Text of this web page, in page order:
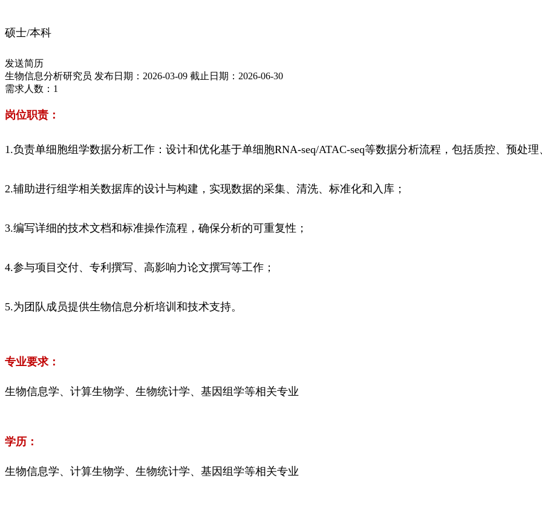
硕士/本科
发送简历
生物信息分析研究员 发布日期：2026-03-09 截止日期：2026-06-30
需求人数：1
岗位职责：
1.负责单细胞组学数据分析工作：设计和优化基于单细胞RNA-seq/ATAC-seq等数据分析流程，包括质控、预处
2.辅助进行组学相关数据库的设计与构建，实现数据的采集、清洗、标准化和入库；
3.编写详细的技术文档和标准操作流程，确保分析的可重复性；
4.参与项目交付、专利撰写、高影响力论文撰写等工作；
5.为团队成员提供生物信息分析培训和技术支持。
专业要求：
生物信息学、计算生物学、生物统计学、基因组学等相关专业
学历：
生物信息学、计算生物学、生物统计学、基因组学等相关专业